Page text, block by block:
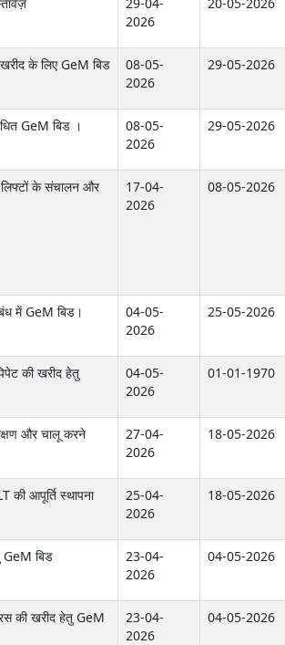
2026
के लिए GeM बिड
08-05-
2026
29-05-2026
GeM बिड ।
08-05-
2026
29-05-2026
के संचालन और
17-04-
2026
08-05-2026
में GeM बिड।
04-05-
2026
25-05-2026
की खरीद हेतु
04-05-
2026
01-01-1970
और चालू करने
27-04-
2026
18-05-2026
आपूर्ति स्थापना
25-04-
2026
18-05-2026
GeM बिड
23-04-
2026
04-05-2026
की खरीद हेतु GeM
23-04-
2026
04-05-2026